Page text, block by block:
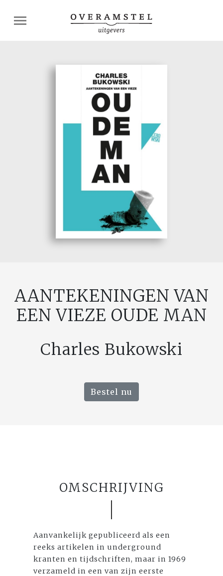
AANTEKENINGEN VAN
EEN VIEZE OUDE MAN
Charles Bukowski
Bestel nu
OMSCHRIJVING
Aanvankelijk gepubliceerd als een
reeks artikelen in underground
kranten en tijdschriften, maar in 1969
verzameld in een van zijn eerste